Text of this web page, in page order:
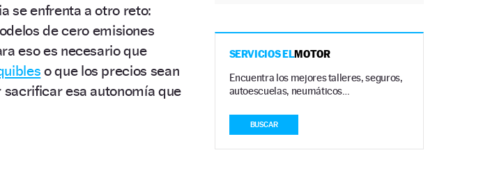
se enfrenta a otro reto:
de cero emisiones
eso es necesario que
o que los precios sean
esa autonomía que
SERVICIOS ELMOTOR
Encuentra los mejores talleres, seguros,
autoescuelas, neumáticos…
BUSCAR